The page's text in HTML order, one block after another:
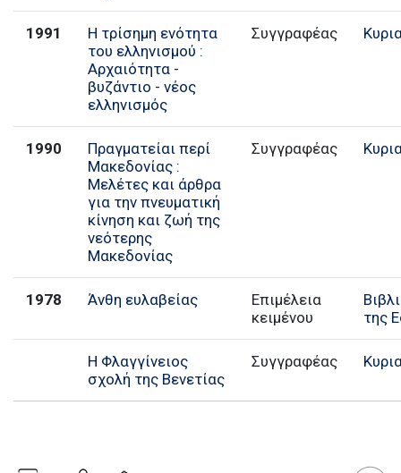
1991
Η τρίσημη ενότητα
του ελληνισμού :
Αρχαιότητα -
βυζάντιο - νέος
ελληνισμός
Συγγραφέας
1990
Πραγματείαι περί
Μακεδονίας :
Μελέτες και άρθρα
για την πνευματική
κίνηση και ζωή της
νεότερης
Μακεδονίας
Συγγραφέας
1978 Άνθη ευλαβείας
Επιμέλεια
κειμένου
της
Η Φλαγγίνειος
σχολή της Βενετίας
Συγγραφέας